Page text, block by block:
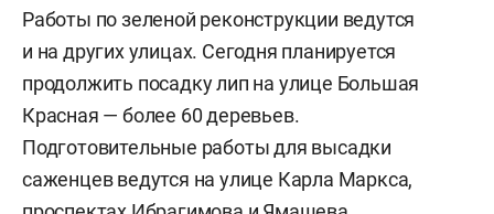
Работы по зеленой реконструкции ведутся
и на других улицах. Сегодня планируется
продолжить посадку лип на улице Большая
Красная — более 60 деревьев.
Подготовительные работы для высадки
саженцев ведутся на улице Карла Маркса,